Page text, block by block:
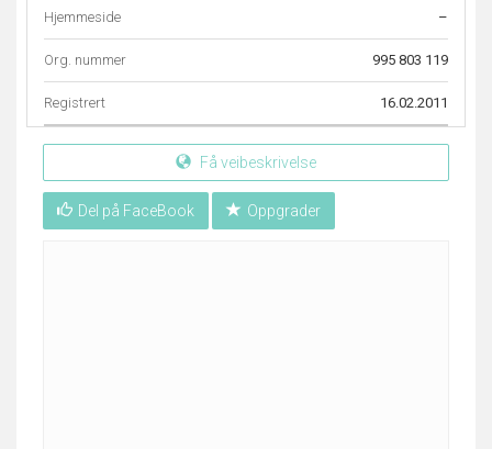
Hjemmeside –
Org. nummer 995 803 119
Registrert 16.02.2011
Få veibeskrivelse
Del på FaceBook Oppgrader